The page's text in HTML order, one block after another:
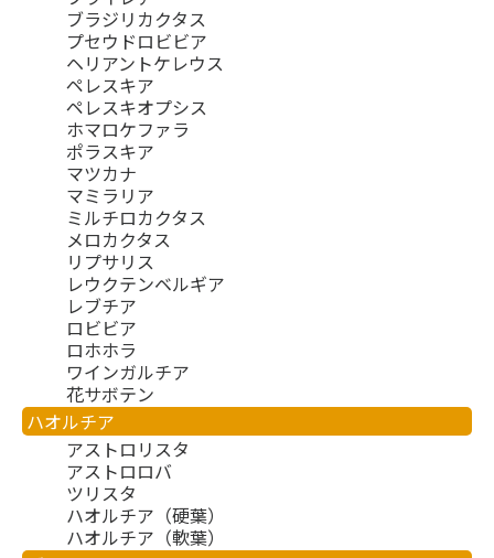
ブラジリカクタス
プセウドロビビア
ヘリアントケレウス
ペレスキア
ペレスキオプシス
ホマロケファラ
ポラスキア
マツカナ
マミラリア
ミルチロカクタス
メロカクタス
リプサリス
レウクテンベルギア
レブチア
ロビビア
ロホホラ
ワインガルチア
花サボテン
ハオルチア
アストロリスタ
アストロロバ
ツリスタ
ハオルチア（硬葉）
ハオルチア（軟葉）